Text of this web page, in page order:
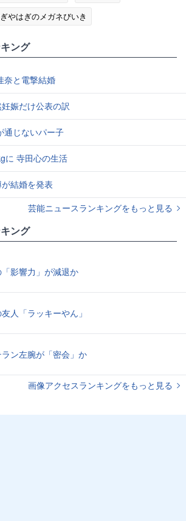
やはぎのメガネびいき
ング
奈と電撃結婚
娠だけ公表の訳
通じないパー子
寺田心の生活
結婚を発表
芸能ニュースランキングをもっと見る
ング
影響力」が減退か
人「ラッキーやん」
ン左腕が「密会」か
画像アクセスランキングをもっと見る